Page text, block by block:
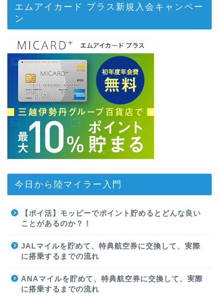
エムアイカード プラス新規入会キャンペー
ン
今日から陸マイラー入門
【ポイ活】モッピーでポイント貯めるとどんな良い
ことがあるのか？！
JALマイルを貯めて、特典航空券に交換して、実際
に搭乗するまでの流れ
ANAマイルを貯めて、特典航空券に交換して、実際
に搭乗するまでの流れ